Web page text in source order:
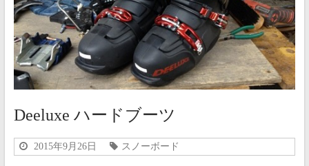
Deeluxe ハードブーツ
2015年9月26日 スノーボード